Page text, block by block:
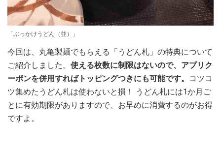
「ぶっかけうどん（並）」
今回は、丸亀製麺でもらえる「うどん札」の特典について
ご紹介しました。 使える枚数に制限はないので、アプリク
ーポンを併用すればトッピングつきにも可能です。
コツコ
ツ集めたうどん札は使わないと損！ うどん札には1か月ご
とに有効期限がありますので、お早めに消費するのがお得
ですよ。